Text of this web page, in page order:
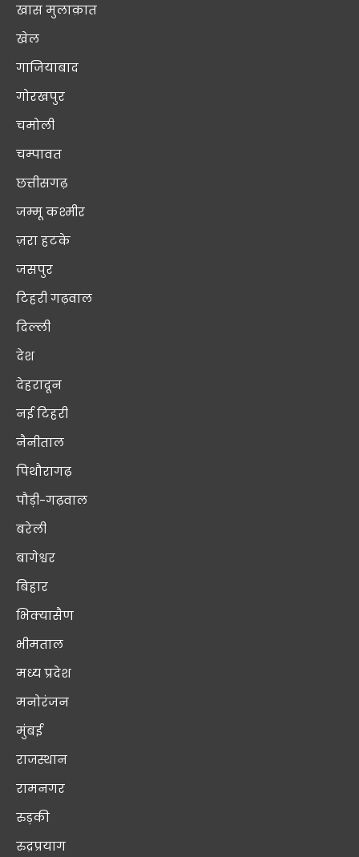
खास मुलाक़ात
खेल
गाजियाबाद
गोरखपुर
चमोली
चम्पावत
छत्तीसगढ़
जम्मू कश्मीर
ज़रा हटके
जसपुर
टिहरी गढ़वाल
दिल्ली
देश
देहरादून
नई टिहरी
नैनीताल
पिथौरागढ़
पौड़ी-गढ़वाल
बरेली
बागेश्वर
बिहार
भिक्यासैण
भीमताल
मध्य प्रदेश
मनोरंजन
मुंबई
राजस्थान
रामनगर
रुड़की
रुद्रप्रयाग